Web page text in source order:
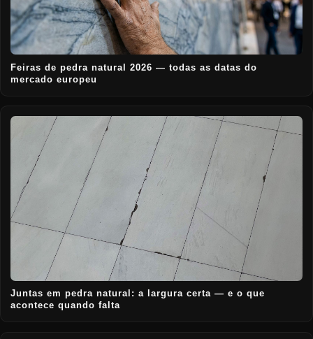
Feiras de pedra natural 2026 — todas as datas do
mercado europeu
Juntas em pedra natural: a largura certa — e o que
acontece quando falta